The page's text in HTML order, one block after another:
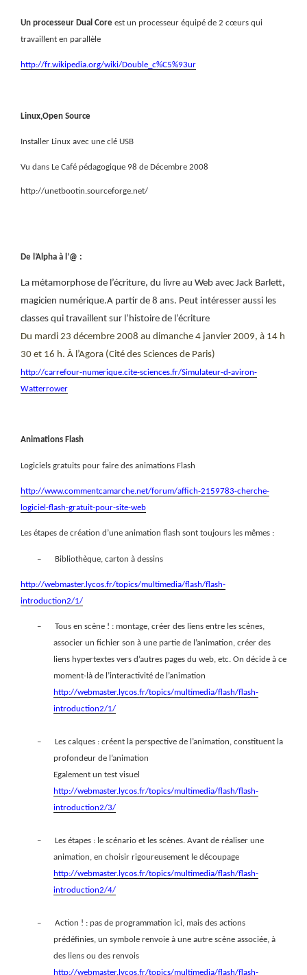
Un processeur Dual Core est un processeur équipé de 2 cœurs qui
travaillent en parallèle
http://fr.wikipedia.org/wiki/Double_c%C5%93ur
Linux,Open Source
Installer Linux avec une clé USB
Vu dans Le Café pédagogique 98 de Décembre 2008
http://unetbootin.sourceforge.net/
De l’Alpha à l’@ :
La métamorphose de l’écriture, du livre au Web avec Jack Barlett,
magicien numérique.A partir de 8 ans. Peut intéresser aussi les
classes qui travaillent sur l’histoire de l’écriture
Du mardi 23 décembre 2008 au dimanche 4 janvier 2009, à 14 h
30 et 16 h. À l’Agora (Cité des Sciences de Paris)
http://carrefour-numerique.cite-sciences.fr/Simulateur-d-aviron-
Watterrower
Animations Flash
Logiciels gratuits pour faire des animations Flash
http://www.commentcamarche.net/forum/affich-2159783-cherche-
logiciel-flash-gratuit-pour-site-web
Les étapes de création d’une animation flash sont toujours les mêmes :
– Bibliothèque, carton à dessins
http://webmaster.lycos.fr/topics/multimedia/flash/flash-
introduction2/1/
–
Tous en scène ! : montage, créer des liens entre les scènes,
associer un fichier son à une partie de l’animation, créer des
liens hypertextes vers d’autres pages du web, etc. On décide à ce
moment-là de l’interactivité de l’animation
http://webmaster.lycos.fr/topics/multimedia/flash/flash-
introduction2/1/
–
Les calques : créent la perspective de l’animation, constituent la
profondeur de l’animation
Egalement un test visuel
http://webmaster.lycos.fr/topics/multimedia/flash/flash-
introduction2/3/
–
Les étapes : le scénario et les scènes. Avant de réaliser une
animation, en choisir rigoureusement le découpage
http://webmaster.lycos.fr/topics/multimedia/flash/flash-
introduction2/4/
–
Action ! : pas de programmation ici, mais des actions
prédéfinies, un symbole renvoie à une autre scène associée, à
des liens ou des renvois
http://webmaster.lycos.fr/topics/multimedia/flash/flash-